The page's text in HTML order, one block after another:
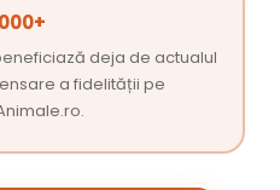
deja de actualul
a fidelității pe